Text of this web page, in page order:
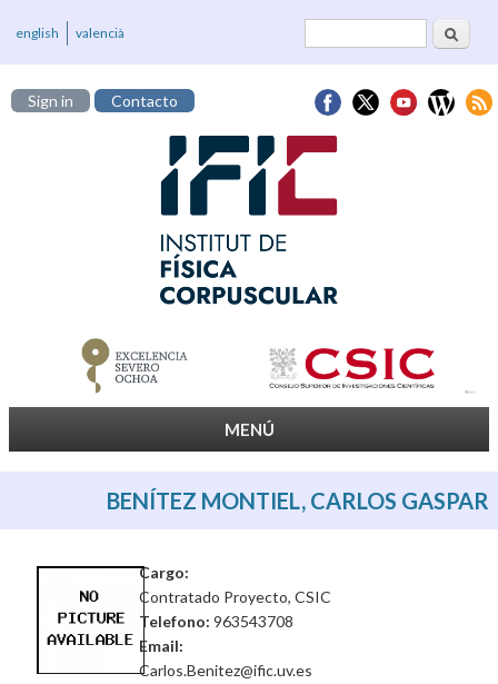
Formulario deBuscar
english valencià
Sign in Contacto
MENÚ
BENÍTEZ MONTIEL, CARLOS GASPAR
Cargo:
Contratado Proyecto, CSIC
Telefono: 963543708
Email:
Carlos.Benitez@ific.uv.es